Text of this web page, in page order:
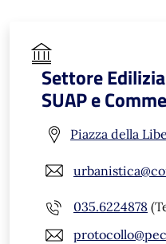
Settore
SUAP e
Piazza della
035.6224878